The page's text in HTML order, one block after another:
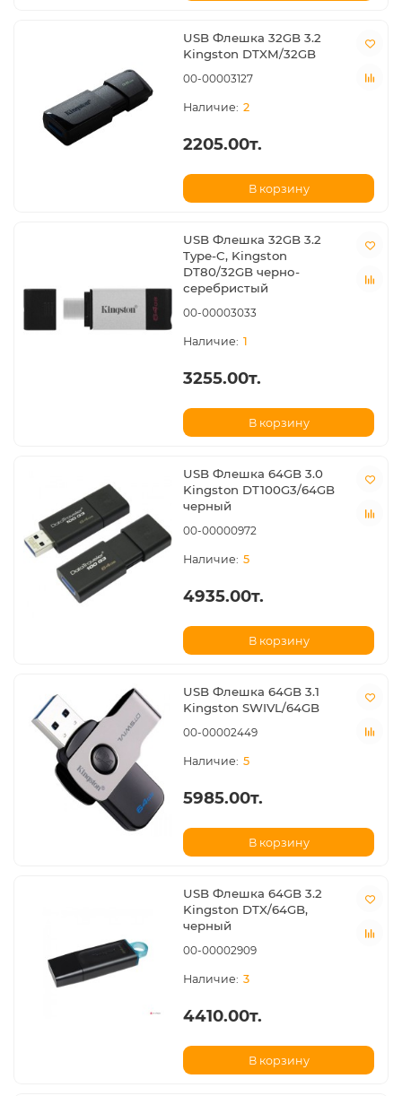
USB Флешка 32GB 3.2
Kingston DTXM/32GB
00-00003127
2
2205.00т.
В корзину
USB Флешка 32GB 3.2
Type-C, Kingston
DT80/32GB черно-
серебристый
00-00003033
1
3255.00т.
В корзину
USB Флешка 64GB 3.0
Kingston DT100G3/64GB
черный
00-00000972
5
4935.00т.
В корзину
USB Флешка 64GB 3.1
Kingston SWIVL/64GB
00-00002449
5
5985.00т.
В корзину
USB Флешка 64GB 3.2
Kingston DTX/64GB,
черный
00-00002909
3
4410.00т.
В корзину